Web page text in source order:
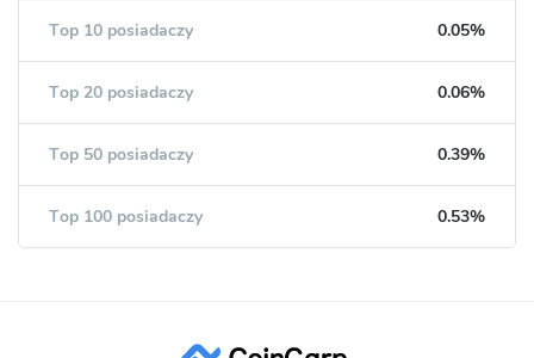
Top 10 posiadaczy 0.05%
Top 20 posiadaczy 0.06%
Top 50 posiadaczy 0.39%
Top 100 posiadaczy 0.53%